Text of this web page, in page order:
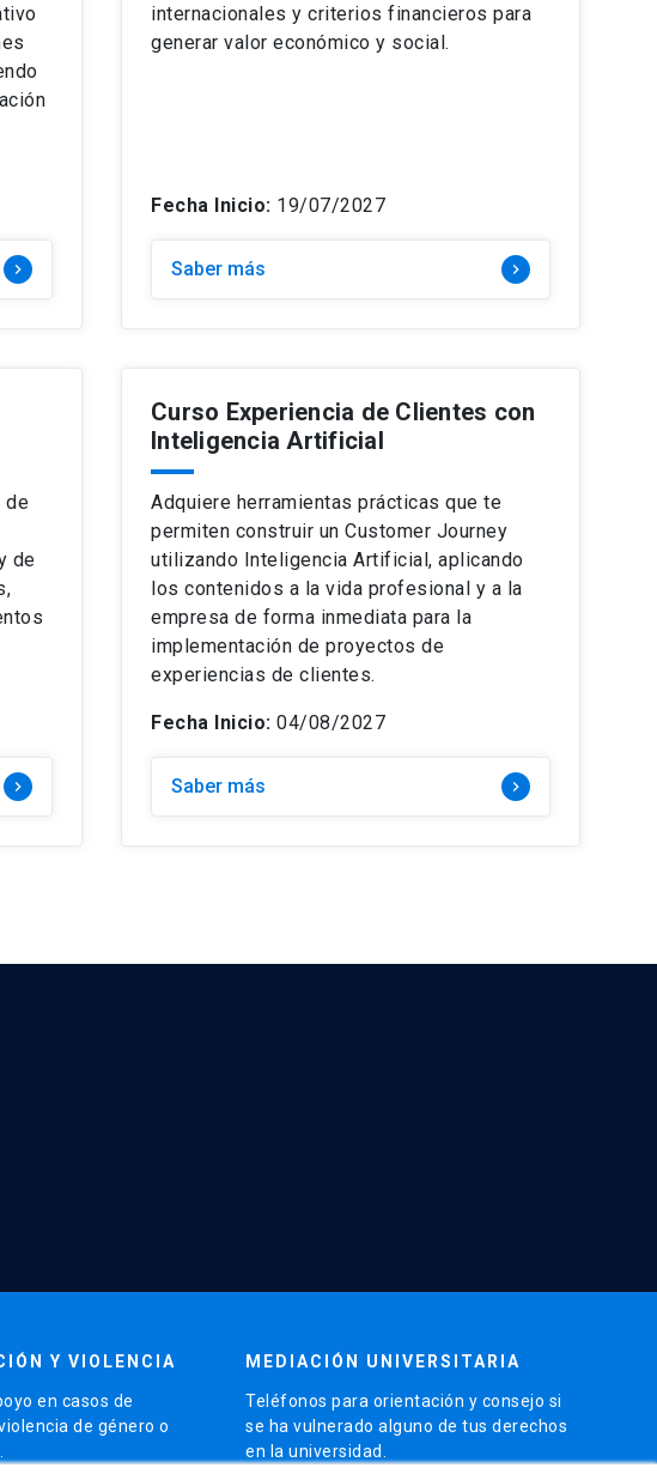
keyboard_arrow_right
internacionales y criterios financieros para
generar valor económico y social.
Fecha Inicio: 19/07/2027
Saber más keyboard_arrow_right
de
de
keyboard_arrow_right
Curso Experiencia de Clientes con
Inteligencia Artificial
Adquiere herramientas prácticas que te
permiten construir un Customer Journey
utilizando Inteligencia Artificial, aplicando
los contenidos a la vida profesional y a la
empresa de forma inmediata para la
implementación de proyectos de
experiencias de clientes.
Fecha Inicio: 04/08/2027
Saber más keyboard_arrow_right
Y VIOLENCIA
en casos de
de género o
MEDIACIÓN UNIVERSITARIA
Teléfonos para orientación y consejo si
se ha vulnerado alguno de tus derechos
en la universidad.